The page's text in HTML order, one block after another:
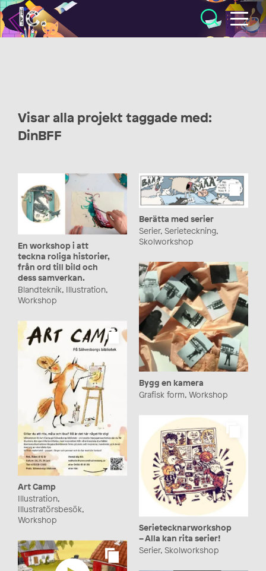
Illustratörcentrum
Visar alla projekt taggade med:
DinBFF
En workshop i att
teckna roliga historier,
från ord till bild och
dess samverkan.
Blandteknik, Illustration,
Workshop
Berätta med serier
Serier, Serieteckning,
Skolworkshop
Bygg en kamera
Grafisk form, Workshop
Art Camp
Illustration,
Illustratörsbesök,
Workshop
Serietecknarworkshop
– Alla kan rita serier!
Serier, Skolworkshop